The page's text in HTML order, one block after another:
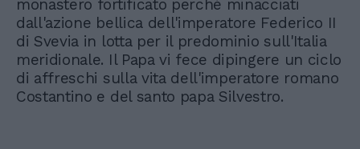
monastero fortificato perché minacciati
dall'azione bellica dell'imperatore Federico II
di Svevia in lotta per il predominio sull'Italia
meridionale. Il Papa vi fece dipingere un ciclo
di affreschi sulla vita dell'imperatore romano
Costantino e del santo papa Silvestro.